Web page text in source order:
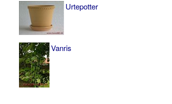
Urtepotter
Vanris